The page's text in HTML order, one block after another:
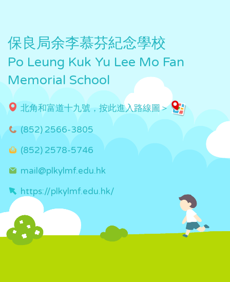
保良局余李慕芬紀念學校
Po Leung Kuk Yu Lee Mo Fan
Memorial School
北角和富道十九號，按此進入路線圖＞
(852) 2566-3805
(852) 2578-5746
mail@plkylmf.edu.hk
https://plkylmf.edu.hk/